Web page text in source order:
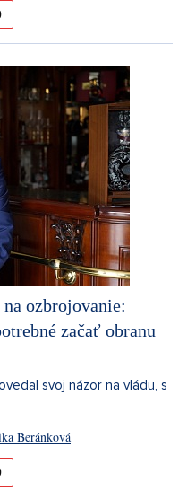
ozbrojovanie:
začať obranu
svoj názor na vládu, s
Beránková